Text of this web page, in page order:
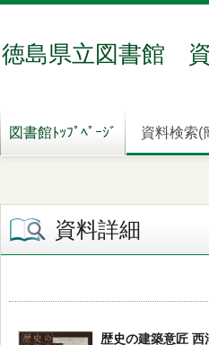
徳島県立図書館
図書館ﾄｯﾌﾟﾍﾟｰｼﾞ 資料検索(
資料詳細
歴史の建築意匠